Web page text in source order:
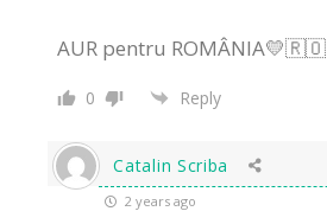
AUR pentru ROMÂNIA💛🇷🇴
0 Reply
Catalin Scriba
2 years ago